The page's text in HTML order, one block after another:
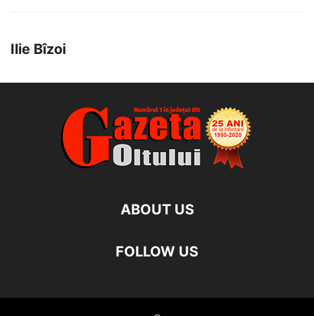
Ilie Bîzoi
ABOUT US
FOLLOW US